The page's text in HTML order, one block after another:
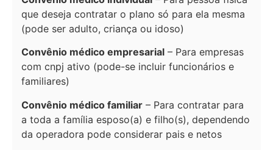
que deseja contratar o plano só para ela mesma
(pode ser adulto, criança ou idoso)
Convênio médico empresarial – Para empresas
com cnpj ativo (pode-se incluir funcionários e
familiares)
Convênio médico familiar – Para contratar para
a toda a família esposo(a) e filho(s), dependendo
da operadora pode considerar pais e netos